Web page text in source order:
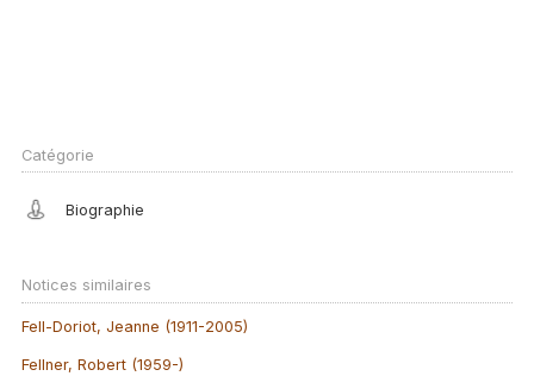
Catégorie
Biographie
Notices similaires
Fell-Doriot, Jeanne (1911-2005)
Fellner, Robert (1959-)